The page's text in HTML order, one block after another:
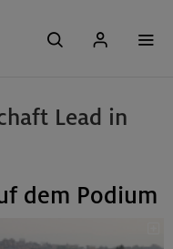
Lead in
dem Podium